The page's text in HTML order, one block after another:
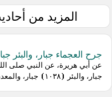
المزيد من
جرح العجماء جبار، والبئر
عن أبي هريرة، عن النبي صلى
جبار، والبئر ⦗١٠٣٨⦘ جبار، والمعدن جبار، وفي الركاز الخمس»